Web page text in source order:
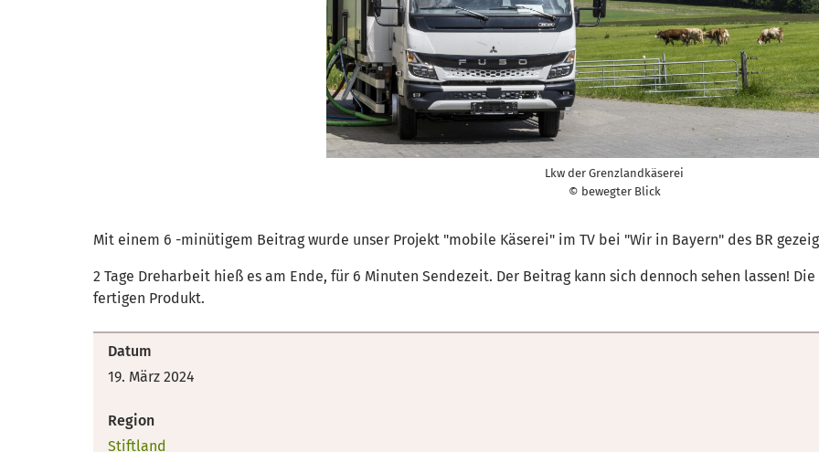
Lkw der Grenzlandkäserei
© bewegter Blick
Mit einem 6 -minütigem Beitrag wurde unser Projekt "mobile Käserei" im TV bei "Wir in Bayern" des BR
2 Tage Dreharbeit hieß es am Ende, für 6 Minuten Sendezeit. Der Beitrag kann sich dennoch sehen lassen!
fertigen Produkt.
Datum
19. März 2024
Region
Stiftland